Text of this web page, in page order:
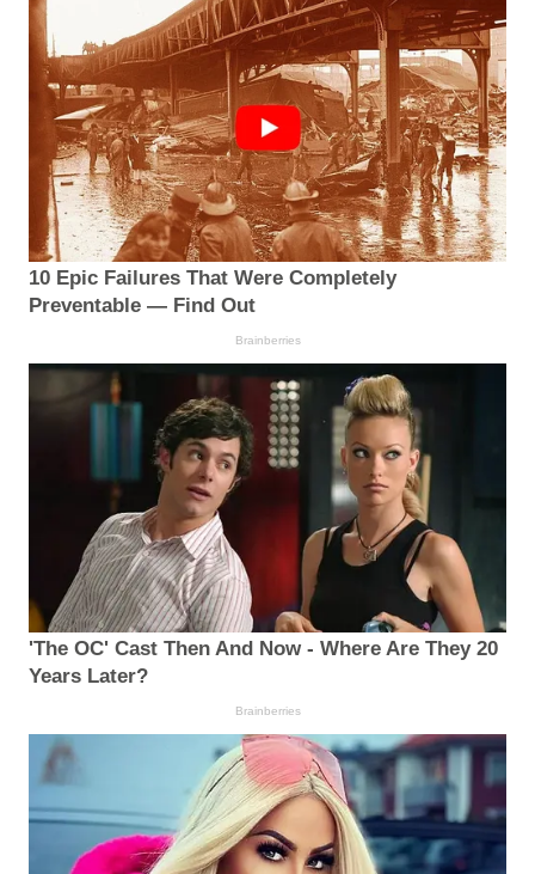
10 Epic Failures That Were Completely
Preventable — Find Out
Brainberries
'The OC' Cast Then And Now - Where Are They 20
Years Later?
Brainberries